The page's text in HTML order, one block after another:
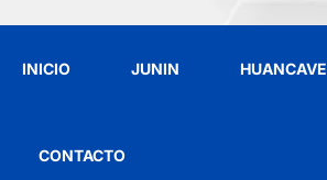
INICIO JUNIN
CONTACTO